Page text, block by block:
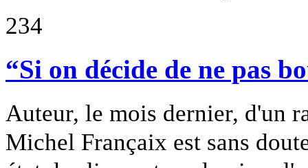
234
“Si on décide de ne pas
Auteur, le mois dernier, d'un
Michel Françaix est sans